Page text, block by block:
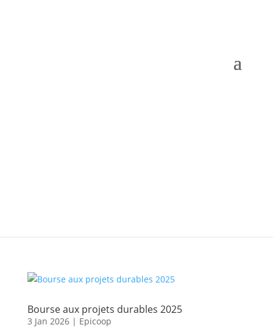
Bourse aux projets durables 2025
3 Jan 2026| Epicoop